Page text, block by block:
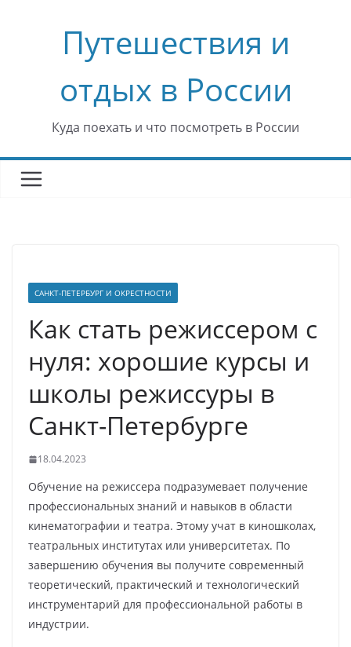
содержимомуПутешествия и
отдых в России
Куда поехать и что посмотреть в России
САНКТ-ПЕТЕРБУРГ И ОКРЕСТНОСТИ
Как стать режиссером с
нуля: хорошие курсы и
школы режиссуры в
Санкт-Петербурге
18.04.2023
Обучение на режиссера подразумевает получение
профессиональных знаний и навыков в области
кинематографии и театра. Этому учат в киношколах,
театральных институтах или университетах. По
завершению обучения вы получите современный
теоретический, практический и технологический
инструментарий для профессиональной работы в
индустрии.